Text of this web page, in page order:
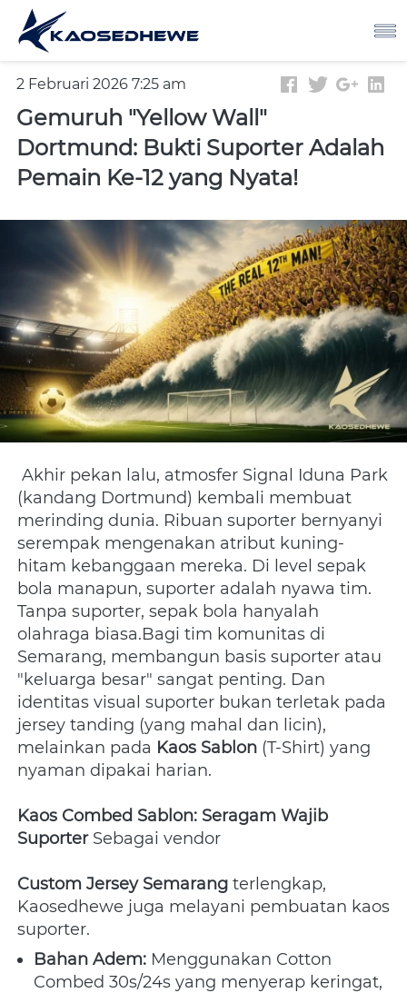
2 Februari 2026 7:25 am
Gemuruh "Yellow Wall"
Dortmund: Bukti Suporter Adalah
Pemain Ke-12 yang Nyata!
(kandang Dortmund) kembali membuat
merinding dunia. Ribuan suporter bernyanyi
serempak mengenakan atribut kuning-
hitam kebanggaan mereka. Di level sepak
bola manapun, suporter adalah nyawa tim.
Tanpa suporter, sepak bola hanyalah
olahraga biasa.Bagi tim komunitas di
Semarang, membangun basis suporter atau
"keluarga besar" sangat penting. Dan
identitas visual suporter bukan terletak pada
jersey tanding (yang mahal dan licin),
melainkan pada Kaos Sablon (T-Shirt) yang
nyaman dipakai harian.
Kaos Combed Sablon: Seragam Wajib
Suporter Sebagai vendor
Custom Jersey Semarang terlengkap,
Kaosedhewe juga melayani pembuatan kaos
suporter.
Bahan Adem: Menggunakan Cotton
Combed 30s/24s yang menyerap keringat,